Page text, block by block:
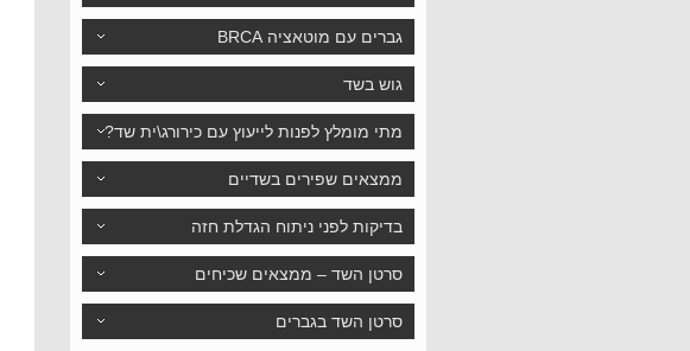
גברים עם מוטאציה BRCA
גוש בשד
מתי מומלץ לפנות לייעוץ עם כירורג\ית שד?
ממצאים שפירים בשדיים
בדיקות לפני ניתוח הגדלת חזה
סרטן השד – ממצאים שכיחים
סרטן השד בגברים